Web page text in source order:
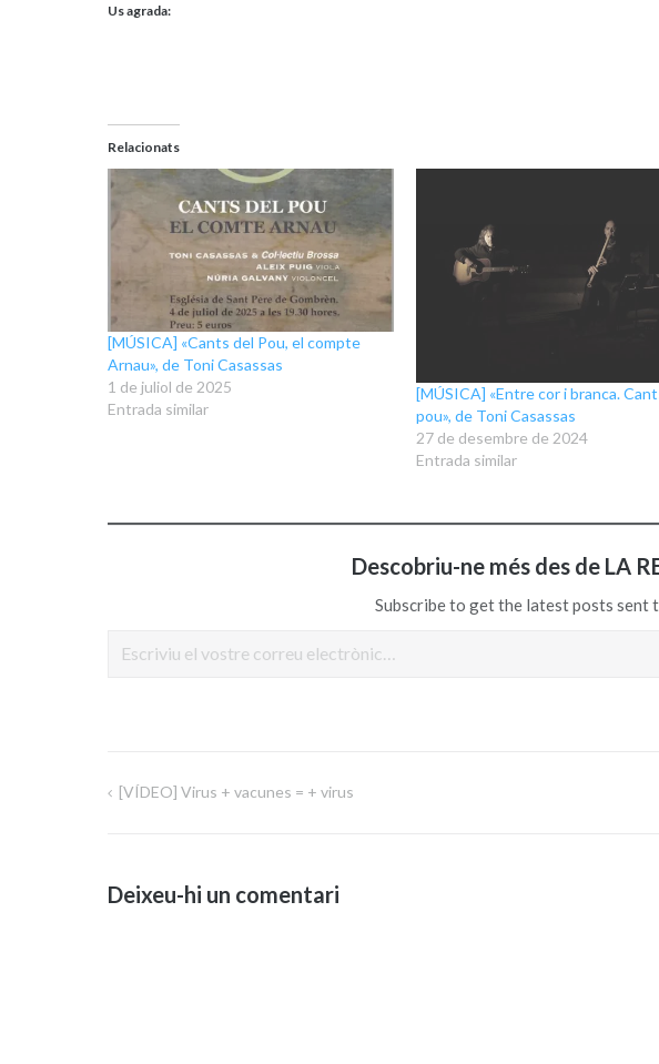
Us agrada:
Relacionats
[MÚSICA] «Cants del Pou, el compte
Arnau», de Toni Casassas
1 de juliol de 2025
Entrada similar
[MÚSICA] «Entre cor i branca.
pou», de Toni Casassas
27 de desembre de 2024
Entrada similar
Descobriu-ne més des de LA
Subscribe to get the latest posts sent
Navegació
[VÍDEO] Virus + vacunes = + virus
Deixeu-hi un comentari